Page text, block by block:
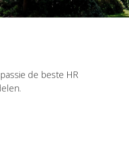
de beste HR